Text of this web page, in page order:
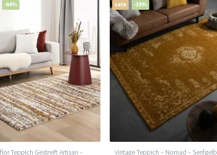
-64%
Teppich Gestreift Artisan –
sale -33%
Vintage Teppich – Nomad – Senfgelb